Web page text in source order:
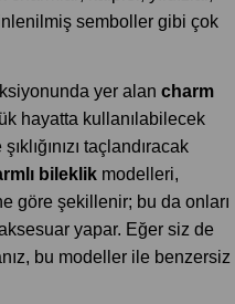
semboller gibi çok
yer alan charm
hayatta kullanılabilecek
taçlandıracak
bileklik modelleri,
göre şekillenir; bu da onları
yapar. Eğer siz de
bu modeller ile benzersiz